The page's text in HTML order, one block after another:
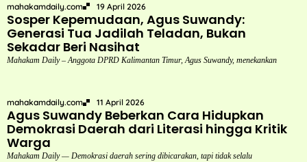
mahakamdaily.com 19 April 2026
Sosper Kepemudaan, Agus Suwandy:
Generasi Tua Jadilah Teladan, Bukan
Sekadar Beri Nasihat
Mahakam Daily – Anggota DPRD Kalimantan Timur, Agus Suwandy, menekankan
mahakamdaily.com 11 April 2026
Agus Suwandy Beberkan Cara Hidupkan
Demokrasi Daerah dari Literasi hingga Kritik
Warga
Mahakam Daily — Demokrasi daerah sering dibicarakan, tapi tidak selalu